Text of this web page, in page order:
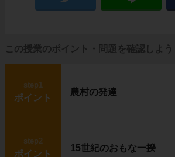
この授業のポイント・問題を確認しよう
step1
ポイント
農村の発達
step2
ポイント
15世紀のおもな一揆